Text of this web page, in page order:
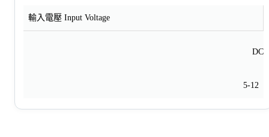
輸入電壓 Input Voltage
DC
5-12